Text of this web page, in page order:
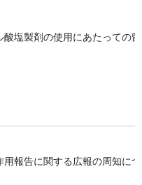
酸塩製剤の使用にあたっての
用報告に関する広報の周知に